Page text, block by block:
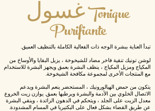
غسول Tonique
Purifiante
تبدأ العناية ببشرة الوجه ذات الفعالية الكاملة بالتنظيف العميق.
لوشن تونيك تنقية فاخر مضاد للشيخوخة ، يزيل البقايا والأوساخ من
المكياج ومزيل المكياج ، ينظف البشرة بعمق ويجهز البشرة للاستخدام
مع المنتجات الأخرى لمجموعة مكافحة الشيخوخة.
يتكون من حمض الهيالورونيك ، المستحضر ينعم البشرة ويدعم
الاتصال الخلوي بين الأدمة والبشرة ويرطبها بعمق. يوازن زيت الخروع
معدل الزيت على الجلد ، ويتحكم في الدهون الزائدة ، وينقي البشرة
عن طريق القضاء بشكل فعال على البكتيريا في المسام المشدودة.